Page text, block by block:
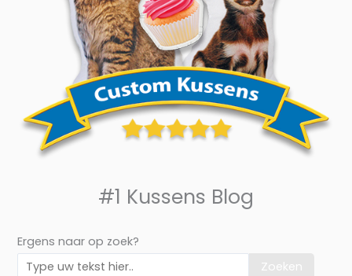
#1 Kussens Blog
Ergens naar op zoek?
Zoeken